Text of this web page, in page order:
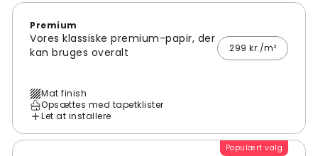
Premium
Vores klassiske premium-papir, der
kan bruges overalt
299 kr./m²
Mat finish
Opsættes med tapetklister
Let at installere
Populært valg